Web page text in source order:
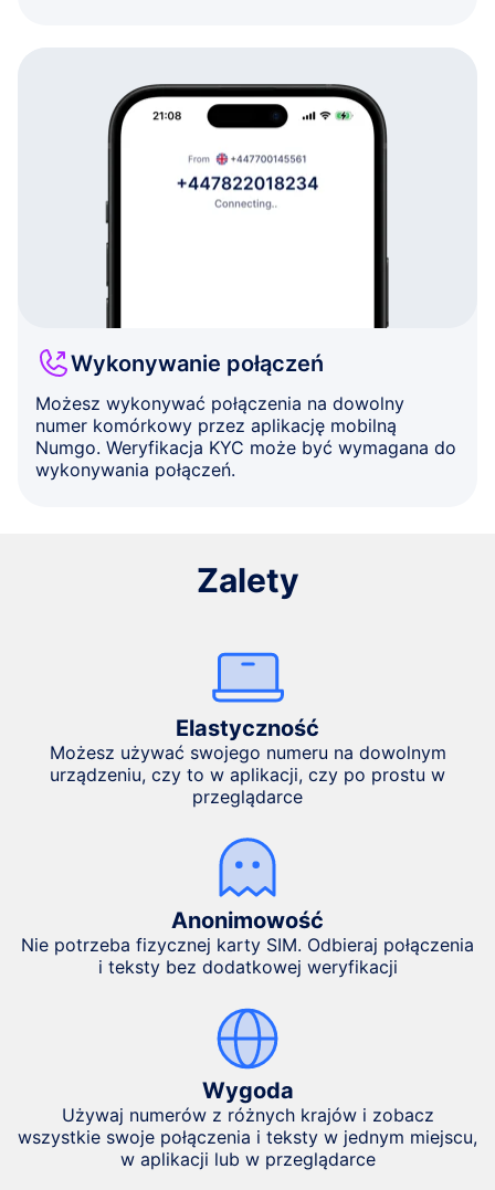
Wykonywanie połączeń
Możesz wykonywać połączenia na dowolny
numer komórkowy przez aplikację mobilną
Numgo. Weryfikacja KYC może być wymagana do
wykonywania połączeń.
Zalety
Elastyczność
Możesz używać swojego numeru na dowolnym
urządzeniu, czy to w aplikacji, czy po prostu w
przeglądarce
Anonimowość
Nie potrzeba fizycznej karty SIM. Odbieraj połączenia
i teksty bez dodatkowej weryfikacji
Wygoda
Używaj numerów z różnych krajów i zobacz
wszystkie swoje połączenia i teksty w jednym miejscu,
w aplikacji lub w przeglądarce